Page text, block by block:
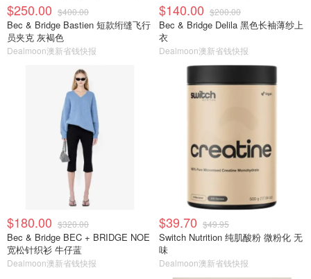
$250.00 $400.00
Bec & Bridge Bastien 短款绗缝飞行
员夹克 灰褐色
Dealmoon澳新省钱快报
$140.00 $200.00
Bec & Bridge Delila 黑色长袖薄纱上
衣
Dealmoon澳新省钱快报
$180.00 $320.00
Bec & Bridge BEC + BRIDGE NOE
宽松针织衫 牛仔蓝
Dealmoon澳新省钱快报
$39.70 $49.95
Switch Nutrition 纯肌酸粉 微粉化 无
味
Dealmoon澳新省钱快报